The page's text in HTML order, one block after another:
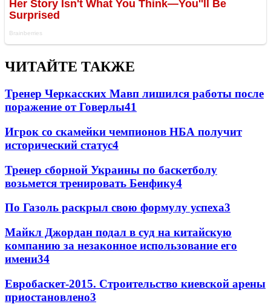
ЧИТАЙТЕ ТАКЖЕ
Тренер Черкасских Мавп лишился работы после
поражение от Говерлы41
Игрок со скамейки чемпионов НБА получит
исторический статус4
Тренер сборной Украины по баскетболу
возьмется тренировать Бенфику4
По Газоль раскрыл свою формулу успеха3
Майкл Джордан подал в суд на китайскую
компанию за незаконное использование его
имени34
Евробаскет-2015. Строительство киевской арены
приостановлено3